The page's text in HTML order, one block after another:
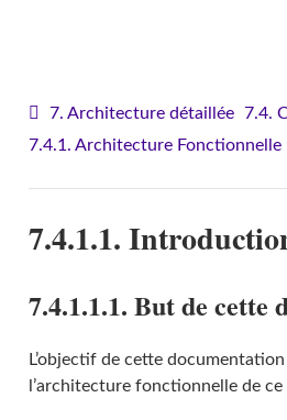
7. Architecture détaillée 7.4.
7.4.1. Architecture Fonctionnelle
7.4.1.1.
7.4.1.1.1. But de cette
L’objectif de cette
l’architecture fonctionnelle de ce